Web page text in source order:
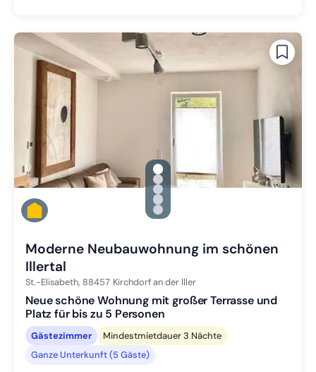
gallery.slide_selector
Zu Slide 1 wechseln
Zu Slide 2 wechseln
Zu Slide 3 wechseln
Zu Slide 4 wechseln
Zu Slide 5 wechseln
Moderne Neubauwohnung im schönen
Illertal
St.-Elisabeth, 88457 Kirchdorf an der Iller
Neue schöne Wohnung mit großer Terrasse und
Platz für bis zu 5 Personen
Gästezimmer
Mindestmietdauer 3 Nächte
Ganze Unterkunft (5 Gäste)